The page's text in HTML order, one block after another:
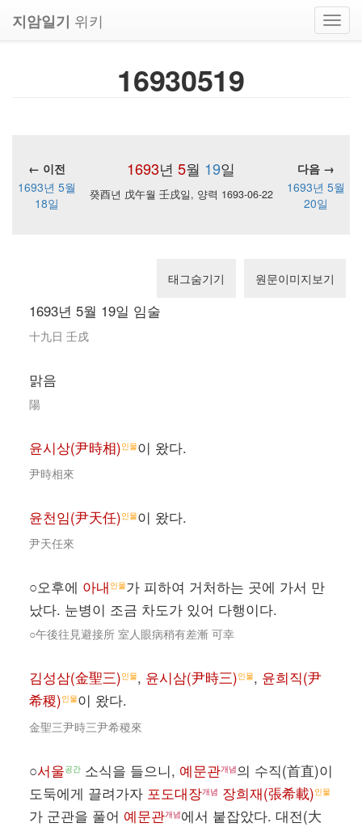
지암일기 위키
16930519
1693년 5월 19일
← 이전
다음 →
1693년 5월
18일
癸酉년 戊午월 壬戌일, 양력 1693-06-22
1693년 5월
20일
태그숨기기 원문이미지보기
1693년 5월 19일 임술
十九日 壬戌
맑음
陽
윤시상(尹時相)인물이 왔다.
尹時相來
윤천임(尹天任)인물이 왔다.
尹天任來
○오후에 아내 인물가 피하여 거처하는 곳에 가서 만
났다. 눈병이 조금 차도가 있어 다행이다.
○午後往見避接所 室人眼病稍有差漸 可幸
김성삼(金聖三)인물, 윤시삼(尹時三)인물, 윤희직(尹
希稷)인물이 왔다.
金聖三尹時三尹希稷來
○서울공간 소식을 들으니, 예문관개념의 수직(首直)이
도둑에게 끌려가자 포도대장개념 장희재(張希載)인물
가 군관을 풀어 예문관개념에서 붙잡았다. 대전(大